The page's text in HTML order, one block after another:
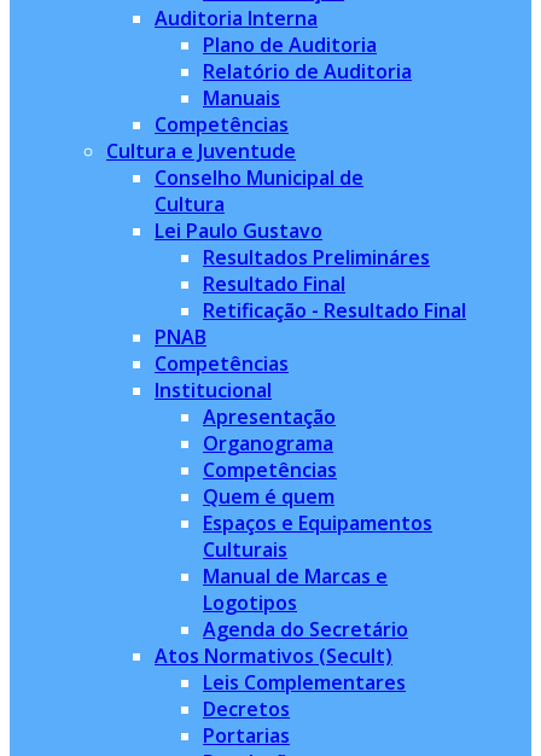
Auditoria Interna
Plano de Auditoria
Relatório de Auditoria
Manuais
Competências
Cultura e Juventude
Conselho Municipal de
Cultura
Lei Paulo Gustavo
Resultados Prelimináres
Resultado Final
Retificação - Resultado Final
PNAB
Competências
Institucional
Apresentação
Organograma
Competências
Quem é quem
Espaços e Equipamentos
Culturais
Manual de Marcas e
Logotipos
Agenda do Secretário
Atos Normativos (Secult)
Leis Complementares
Decretos
Portarias